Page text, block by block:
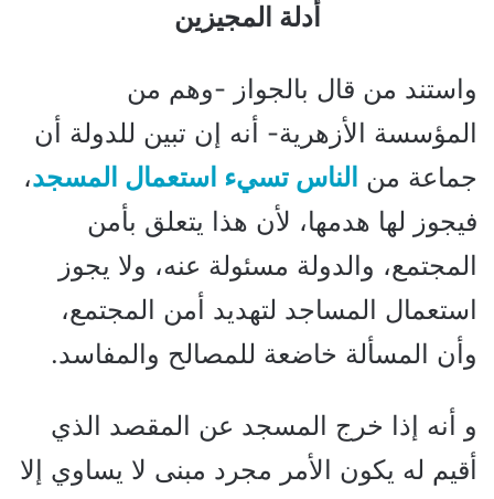
أدلة المجيزين
واستند من قال بالجواز -وهم من
المؤسسة الأزهرية- أنه إن تبين للدولة أن
جماعة من الناس تسيء استعمال المسجد،
فيجوز لها هدمها، لأن هذا يتعلق بأمن
المجتمع، والدولة مسئولة عنه، ولا يجوز
استعمال المساجد لتهديد أمن المجتمع،
وأن المسألة خاضعة للمصالح والمفاسد.
و أنه إذا خرج المسجد عن المقصد الذي
أقيم له يكون الأمر مجرد مبنى لا يساوي إلا